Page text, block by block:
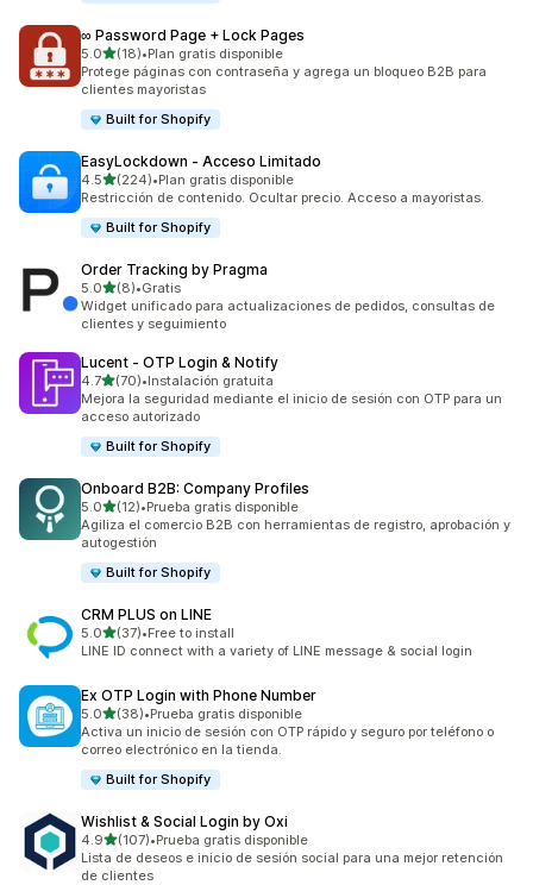
∞ Password Page + Lock Pages
5.0de 5 estrellas
(18)
18 reseñas en total
•Plan gratis disponible
Protege páginas con contraseña y agrega un bloqueo B2B para
clientes mayoristas
Built for Shopify
EasyLockdown ‑ Acceso Limitado
4.5de 5 estrellas
(224)
224 reseñas en total
•Plan gratis disponible
Restricción de contenido. Ocultar precio. Acceso a mayoristas.
Built for Shopify
Order Tracking by Pragma
5.0de 5 estrellas
(8)
8 reseñas en total
•Gratis
Widget unificado para actualizaciones de pedidos, consultas de
clientes y seguimiento
Lucent ‑ OTP Login & Notify
4.7de 5 estrellas
(70)
70 reseñas en total
•Instalación gratuita
Mejora la seguridad mediante el inicio de sesión con OTP para un
acceso autorizado
Built for Shopify
Onboard B2B: Company Profiles
5.0de 5 estrellas
(12)
12 reseñas en total
•Prueba gratis disponible
Agiliza el comercio B2B con herramientas de registro, aprobación y
autogestión
Built for Shopify
CRM PLUS on LINE
5.0de 5 estrellas
(37)
37 reseñas en total
•Free to install
LINE ID connect with a variety of LINE message & social login
Ex OTP Login with Phone Number
5.0de 5 estrellas
(38)
38 reseñas en total
•Prueba gratis disponible
Activa un inicio de sesión con OTP rápido y seguro por teléfono o
correo electrónico en la tienda.
Built for Shopify
Wishlist & Social Login by Oxi
4.9de 5 estrellas
(107)
107 reseñas en total
•Prueba gratis disponible
Lista de deseos e inicio de sesión social para una mejor retención
de clientes